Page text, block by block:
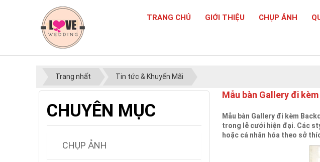
TRANG CHỦ GIỚI THIỆU CHỤP ẢNH
Trang nhất Tin tức & Khuyến Mãi
Mẫu bàn Gallery đi
Mẫu bàn Gallery đi kèm
trong lễ cưới hiện đại. Các
hoặc cá nhân hóa theo sở
CHUYÊN MỤC
CHỤP ẢNH